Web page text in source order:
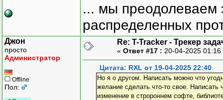
... мы преодолеваем
распределенных
Джон
просто
Администратор
Offline
Пол:
Re: T-Tracker - Трекер
« Ответ #17 : 20-04-2025
Цитата: RXL от 19-04-2025 22:40
Но я о другом. Написать можно что
желание сделать что-то свое.
изменение в стророннем софте,